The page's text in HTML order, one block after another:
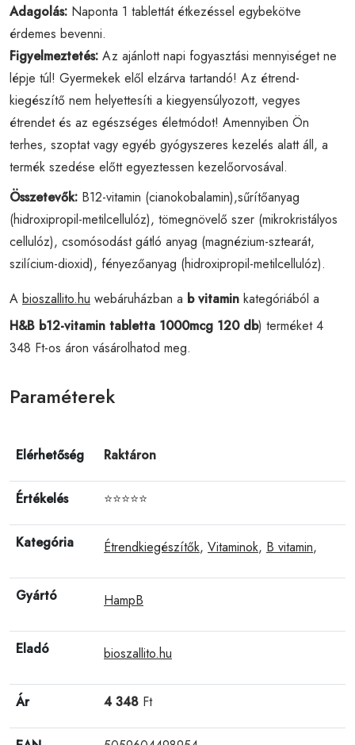
Adagolás: Naponta 1 tablettát étkezéssel egybekötve
érdemes bevenni.
Figyelmeztetés: Az ajánlott napi fogyasztási mennyiséget ne
lépje túl! Gyermekek elől elzárva tartandó! Az étrend-
kiegészítő nem helyettesíti a kiegyensúlyozott, vegyes
étrendet és az egészséges életmódot! Amennyiben Ön
terhes, szoptat vagy egyéb gyógyszeres kezelés alatt áll, a
termék szedése előtt egyeztessen kezelőorvosával.
Összetevők: B12-vitamin (cianokobalamin),sűrítőanyag
(hidroxipropil-metilcellulóz), tömegnövelő szer (mikrokristályos
cellulóz), csomósodást gátló anyag (magnézium-sztearát,
szilícium-dioxid), fényezőanyag (hidroxipropil-metilcellulóz).
A bioszallito.hu webáruházban a b vitamin kategóriából a
H&B b12-vitamin tabletta 1000mcg 120 db) terméket 4
348 Ft-os áron vásárolhatod meg.
Paraméterek
Elérhetőség Raktáron
Értékelés ⭐⭐⭐⭐⭐
Kategória Étrendkiegészítők, Vitaminok, B vitamin,
Gyártó HampB
Eladó bioszallito.hu
Ár 4 348 Ft